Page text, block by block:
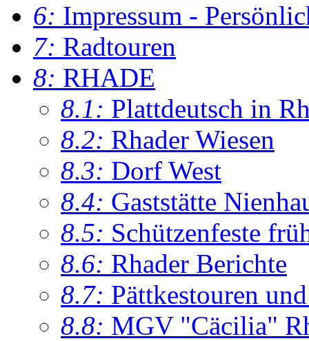
6: Impressum -
7: Radtouren
8: RHADE
8.1: Plattdeutsch in
8.2: Rhader Wiesen
8.3: Dorf West
8.4: Gaststätte
8.5: Schützenfeste
8.6: Rhader Berichte
8.7: Pättkestouren
8.8: MGV "Cäcilia"